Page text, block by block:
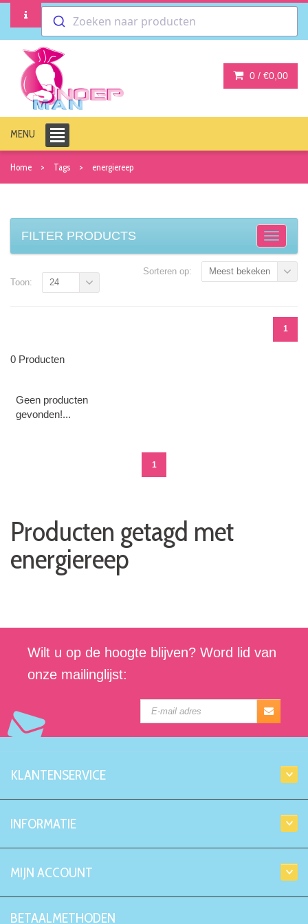
Zoeken naar producten
0 / €0,00
MENU
Home Tags energiereep
FILTER PRODUCTS
Sorteren op: Meest bekeken
1
Toon: 24
0 Producten
Geen producten
gevonden!...
1
Producten getagd met
energiereep
Wilt u op de hoogte blijven? Word lid van
onze mailinglijst:
KLANTENSERVICE
INFORMATIE
MIJN ACCOUNT
BETAALMETHODEN